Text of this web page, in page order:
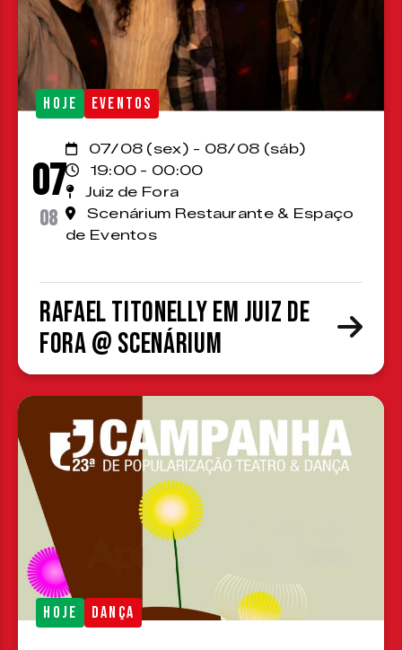
HOJE EVENTOS
07
08
07/08 (sex) - 08/08 (sáb)
19:00 - 00:00
Juiz de Fora
Scenárium Restaurante & Espaço
de Eventos
Rafael Titonelly em Juiz de
Fora @ Scenárium
HOJE DANÇA